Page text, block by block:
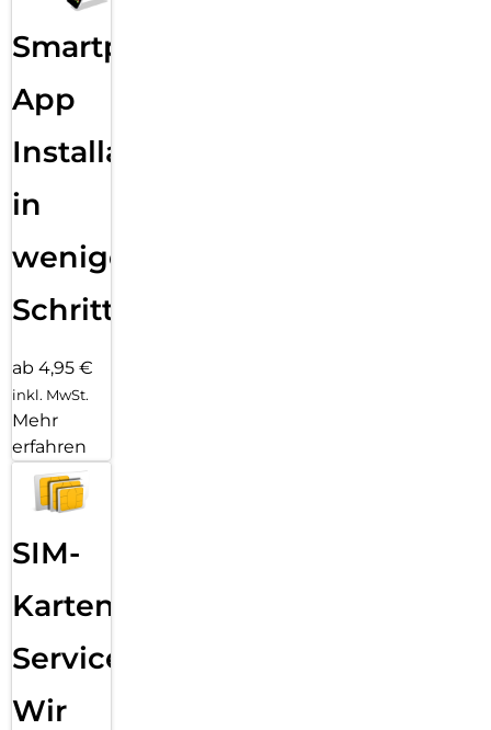
Smartphone
App
Installation
in
wenigen
Schritten
ab 4,95 €
inkl. MwSt.
Mehr
erfahren
SIM-
Karten
Service:
Wir